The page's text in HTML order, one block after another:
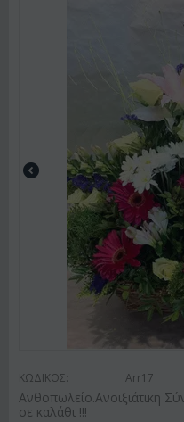
ΚΩΔΙΚΟΣ: Arr17
Ανθοπωλείο.Ανοιξιάτικη
σε καλάθι !!!